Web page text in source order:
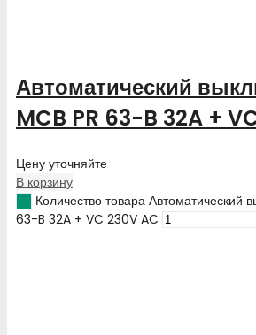
Автоматический
MCB PR 63-B 32A +
Цену уточняйте
В корзину
Количество товара Автоматический
63-B 32A + VC 230V AC